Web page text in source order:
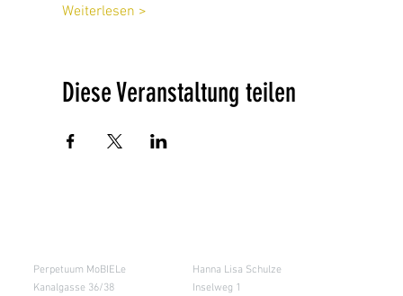
Weiterlesen >
Diese Veranstaltung teilen
Perpetuum MoBIELe
Kanalgasse 36/38
Hanna Lisa Schulze
Inselweg 1